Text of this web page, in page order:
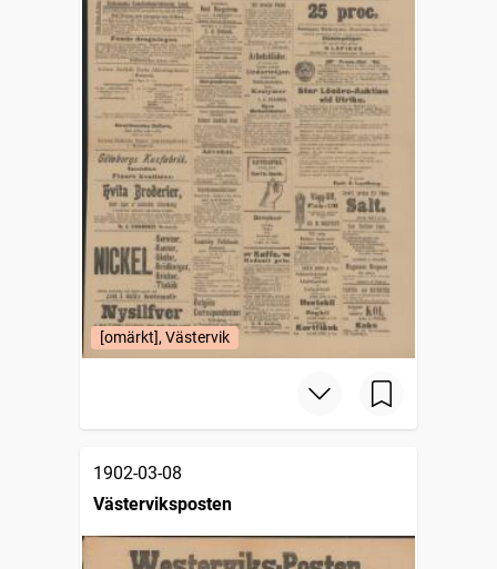
[omärkt], Västervik
1902-03-08
Västerviksposten